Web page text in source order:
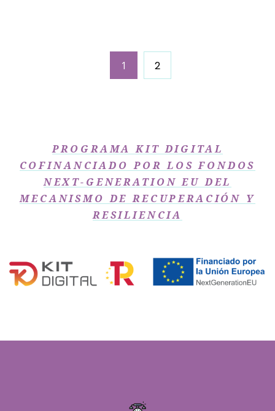
1 2
PROGRAMA KIT DIGITAL
COFINANCIADO POR LOS FONDOS
NEXT-GENERATION EU DEL
MECANISMO DE RECUPERACIÓN Y
RESILIENCIA​